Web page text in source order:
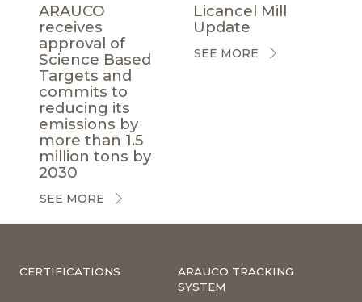
ARAUCO
receives
approval of
Science Based
Targets and
commits to
reducing its
emissions by
more than 1.5
million tons by
2030
SEE MORE
Licancel Mill
Update
SEE MORE
CERTIFICATIONS
ARAUCO TRACKING
SYSTEM